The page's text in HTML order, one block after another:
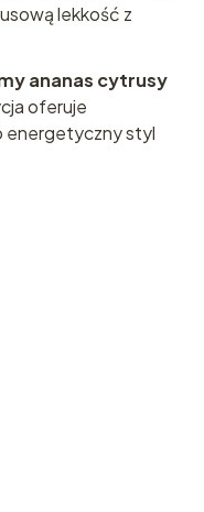
lekkość z
ananas cytrusy
oferuje
energetyczny styl